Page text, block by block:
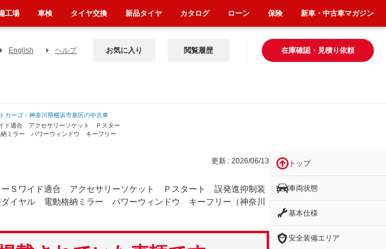
English ヘルプ 在庫確認・見積り依頼
お気に入り 閲覧履歴
カーゴ・神奈川県横浜市泉区の中古車
ド適合 アクセサリーソケット Ｐスター
ミラー パワーウィンドウ キーフリー
更新 : 2026/06/13
Ｓワイド適合 アクセサリーソケット Ｐスタート 誤発進抑制装
ヤル 電動格納ミラー パワーウィンドウ キーフリー（神奈川
トップ
車両状態
基本仕様
安全装備エリア
工場 車検 タイヤ交換 新品タイヤ カタログ ローン 保険 新車・中古車マガジン